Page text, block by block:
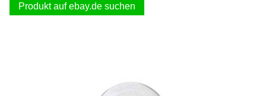
Produkt auf ebay.de suchen